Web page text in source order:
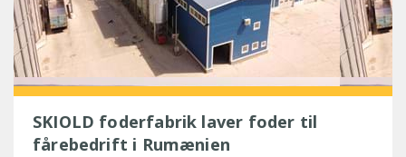
SKIOLD foderfabrik laver foder til
fårebedrift i Rumænien